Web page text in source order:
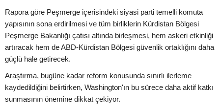
Rapora göre Peşmerge içerisindeki siyasi parti temelli komuta
yapısının sona erdirilmesi ve tüm birliklerin Kürdistan Bölgesi
Peşmerge Bakanlığı çatısı altında birleşmesi, hem askeri etkinliği
artıracak hem de ABD-Kürdistan Bölgesi güvenlik ortaklığını daha
güçlü hale getirecek.
Araştırma, bugüne kadar reform konusunda sınırlı ilerleme
kaydedildiğini belirtirken, Washington'ın bu sürece daha aktif katkı
sunmasının önemine dikkat çekiyor.